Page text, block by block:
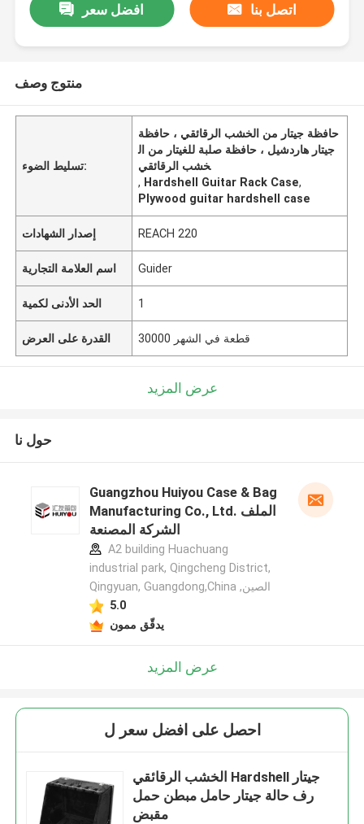
افضل سعر اتصل بنا
منتوج وصف
تسليط الضوء:
حافظة جيتار من الخشب الرقائقي ، حافظة
جيتار هاردشيل ، حافظة صلبة للغيتار من ال
خشب الرقائقي
, Hardshell Guitar Rack Case,
Plywood guitar hardshell case
إصدار الشهادات REACH 220
اسم العلامة التجارية Guider
الحد الأدنى لكمية 1
القدرة على العرض 30000 قطعة في الشهر
عرض المزيد
حول نا
Guangzhou Huiyou Case & Bag
Manufacturing Co., Ltd. الملف
الشركة المصنعة
A2 building Huachuang
industrial park, Qingcheng District,
Qingyuan, Guangdong,China ,الصين
5.0
يدقّق ممون
عرض المزيد
احصل على افضل سعر ل
الخشب الرقائقي Hardshell جيتار
رف حالة جيتار حامل مبطن حمل
مقبض